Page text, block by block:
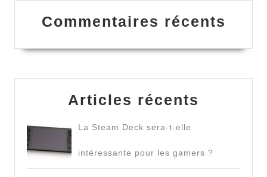
Commentaires récents
Articles récents
La Steam Deck sera-t-elle
intéressante pour les gamers ?